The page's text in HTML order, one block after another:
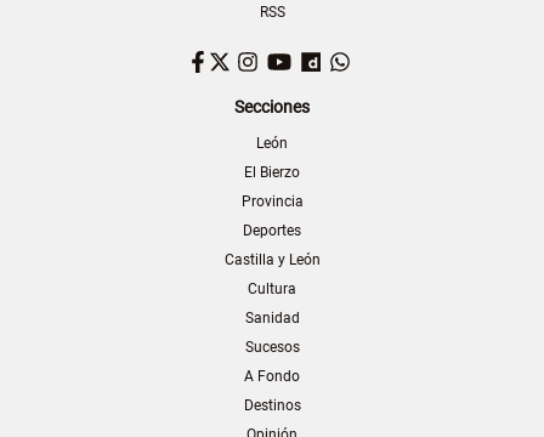
RSS
Facebook
TwitterInstagram
YouTubeDailymotion
Secciones
León
El Bierzo
Provincia
Deportes
Castilla y León
Cultura
Sanidad
Sucesos
A Fondo
Destinos